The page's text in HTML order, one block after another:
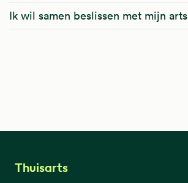
Ik wil samen beslissen met mijn arts
Thuisarts